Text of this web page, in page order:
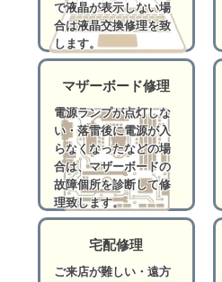
で液晶が表示しない場
合は液晶交換修理を致
します。
マザーボード修理
電源ランプが点灯しな
い・落雷後に電源が入
らなくなったなどの場
合は、マザーボードの
故障個所を診断して修
理致します。
宅配修理
ご来店が難しい・遠方